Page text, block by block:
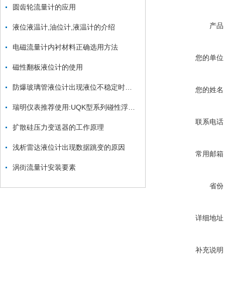
圆齿轮流量计的应用
液位液温计,油位计,液温计的介绍
电磁流量计内衬材料正确选用方法
磁性翻板液位计的使用
扩散硅压力变送器的工作原理
浅析雷达液位计出现数据跳变的原因
涡街流量计安装要素
产品
您的单位
您的姓名
联系电话
常用邮箱
省份
详细地址
补充说明